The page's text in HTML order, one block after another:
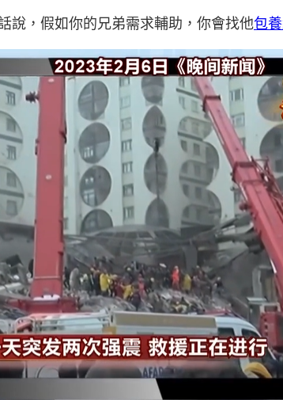
說，假如你的兄弟需求輔助，你會找他包